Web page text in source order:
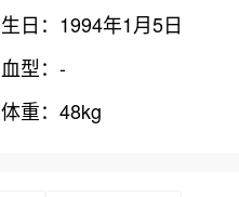
生日：1994年1月5日
血型：-
体重：48kg